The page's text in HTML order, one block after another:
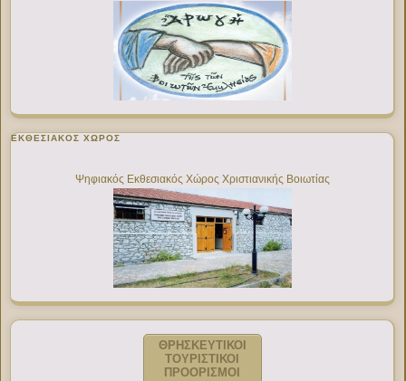
ΕΚΘΕΣΙΑΚΌΣ ΧΏΡΟΣ
Ψηφιακός Εκθεσιακός Χώρος Χριστιανικής Βοιωτίας
ΘΡΗΣΚΕΥΤΙΚΟΙ
ΤΟΥΡΙΣΤΙΚΟΙ
ΠΡΟΟΡΙΣΜΟΙ